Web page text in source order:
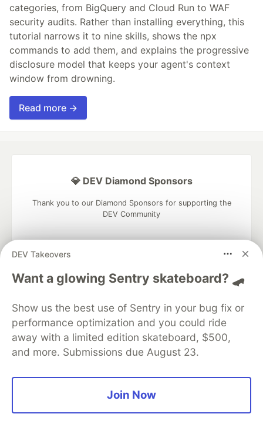
categories, from BigQuery and Cloud Run to WAF
security audits. Rather than installing everything, this
tutorial narrows it to nine skills, shows the npx
commands to add them, and explains the progressive
disclosure model that keeps your agent's context
window from drowning.
Read more →
DEV Takeovers
Want a glowing Sentry skateboard? 🛹
Show us the best use of Sentry in your bug fix or
performance optimization and you could ride
away with a limited edition skateboard, $500,
and more. Submissions due August 23.
Join Now
💎 DEV Diamond Sponsors
Thank you to our Diamond Sponsors for supporting the
DEV Community
Google AI is the official AI Model
Neon is the official database